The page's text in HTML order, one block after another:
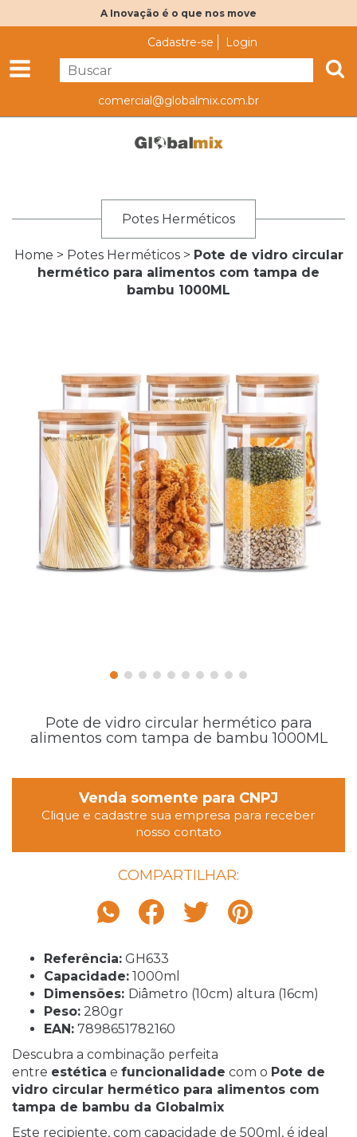
A Inovação é o que nos move
Cadastre-se Login
comercial@globalmix.com.br
Potes Herméticos
Home > Potes Herméticos > Pote de vidro circular
hermético para alimentos com tampa de
bambu 1000ML
Pote de vidro circular hermético para
alimentos com tampa de bambu 1000ML
Venda somente para CNPJ
Clique e cadastre sua empresa para receber
nosso contato
COMPARTILHAR:
Referência: GH633
Capacidade: 1000ml
Dimensões: Diâmetro (10cm) altura (16cm)
Peso: 280gr
EAN: 7898651782160
Descubra a combinação perfeita
entre estética e funcionalidade com o Pote de
vidro circular hermético para alimentos com
tampa de bambu da Globalmix
Este recipiente, com capacidade de 500ml, é ideal